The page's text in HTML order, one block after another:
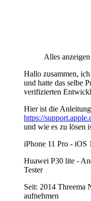
Alles anzeigen
Hallo zusammen,
und hatte das selbe
verifizierten
Hier ist die
https://
und wie es zu lösen
iPhone 11 Pro - iOS
Huawei P30 lite -
Tester
Seit: 2014 Threema
aufnehmen